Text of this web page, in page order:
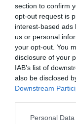
section to confirm
opt-out request is
interest-based ads
us or personal
your opt-out. You
disclosure of your
IAB’s list of
also be disclosed
Downstream
Please note that
Personal
Amennyiben
Artemis 1-
késlekedő
indul, amely ezt
körüli pályára
műholdat, hogy
hatását a
szervezetekre.
A BioSentinel-